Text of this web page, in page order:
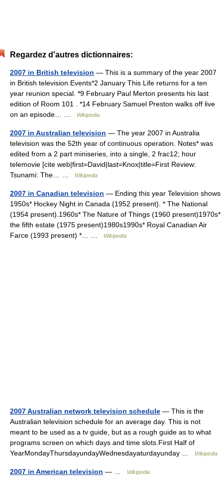
Regardez d'autres dictionnaires:
2007 in British television — This is a summary of the year 2007
in British television.Events*2 January This Life returns for a ten
year reunion special. *9 February Paul Merton presents his last
edition of Room 101 . *14 February Samuel Preston walks off live
on an episode… …
Wikipedia
2007 in Australian television — The year 2007 in Australia
television was the 52th year of continuous operation. Notes* was
edited from a 2 part miniseries, into a single, 2 frac12; hour
telemovie [cite web|first=David|last=Knox|title=First Review:
Tsunami: The… …
Wikipedia
2007 in Canadian television — Ending this year Television shows
1950s* Hockey Night in Canada (1952 present). * The National
(1954 present).1960s* The Nature of Things (1960 present)1970s*
the fifth estate (1975 present)1980s1990s* Royal Canadian Air
Farce (1993 present) *… …
Wikipedia
2007 Australian network television schedule — This is the
Australian television schedule for an average day. This is not
meant to be used as a tv guide, but as a rough guide as to what
programs screen on which days and time slots.First Half of
YearMondayThursdayundayWednesdayaturdayunday …
Wikipedia
2007 in American television — … Wikipedia